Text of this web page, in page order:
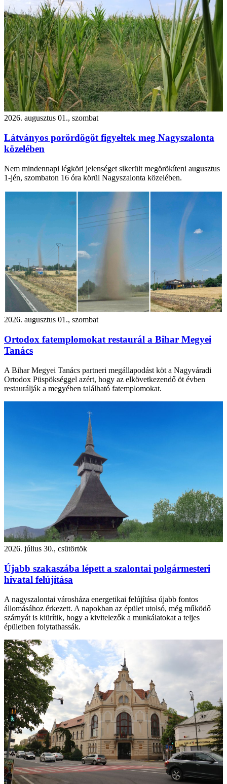
2026. augusztus 01., szombat
Látványos porördögöt figyeltek meg Nagyszalonta
közelében
Nem mindennapi légköri jelenséget sikerült megörökíteni augusztus
1-jén, szombaton 16 óra körül Nagyszalonta közelében.
2026. augusztus 01., szombat
Ortodox fatemplomokat restaurál a Bihar Megyei
Tanács
A Bihar Megyei Tanács partneri megállapodást köt a Nagyváradi
Ortodox Püspökséggel azért, hogy az elkövetkezendő öt évben
restaurálják a megyében található fatemplomokat.
2026. július 30., csütörtök
Újabb szakaszába lépett a szalontai polgármesteri
hivatal felújítása
A nagyszalontai városháza energetikai felújítása újabb fontos
állomásához érkezett. A napokban az épület utolsó, még működő
szárnyát is kiürítik, hogy a kivitelezők a munkálatokat a teljes
épületben folytathassák.